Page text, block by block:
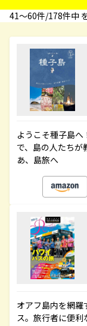
41〜60件/178件中
ようこそ種子島
で、島の人たちが
あ、島旅へ
オアフ島内を網
ス。旅行者に便利